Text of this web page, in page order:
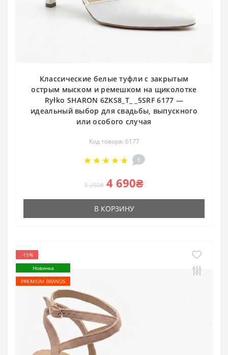
Классические белые туфли с закрытым
острым мыском и ремешком на щиколотке
Ryłko SHARON 6ZKS8_T_ _5SRF 6177 —
идеальный выбор для свадьбы, выпускного
или особого случая
Код товара: 6177
1
5 250₴ 4 690₴
В КОРЗИНУ
-15%
Новинка
PREMIUM BRANDS